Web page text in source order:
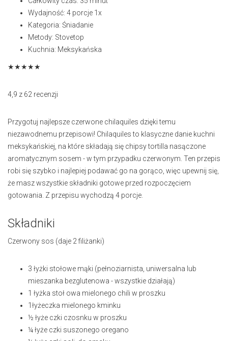
Wydajność: 4 porcje 1x
Kategoria: Śniadanie
Metody: Stovetop
Kuchnia: Meksykańska
★★★★★
4,9 z 62 recenzji
Przygotuj najlepsze czerwone chilaquiles dzięki temu
niezawodnemu przepisowi! Chilaquiles to klasyczne danie kuchni
meksykańskiej, na które składają się chipsy tortilla nasączone
aromatycznym sosem - w tym przypadku czerwonym. Ten przepis
robi się szybko i najlepiej podawać go na gorąco, więc upewnij się,
że masz wszystkie składniki gotowe przed rozpoczęciem
gotowania. Z przepisu wychodzą 4 porcje.
Składniki
Czerwony sos (daje 2 filiżanki)
3 łyżki stołowe mąki (pełnoziarnista, uniwersalna lub
mieszanka bezglutenowa - wszystkie działają)
1 łyżka stoł owa mielonego chili w proszku
1 łyżeczka mielonego kminku
½ łyże czki czosnku w proszku
¼ łyże czki suszonego oregano